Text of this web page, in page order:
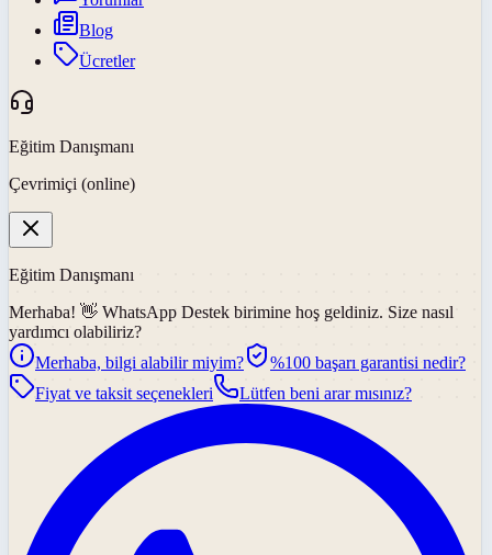
Blog
Ücretler
Eğitim Danışmanı
Çevrimiçi (online)
Eğitim Danışmanı
Merhaba! 👋 WhatsApp Destek birimine hoş geldiniz. Size nasıl
yardımcı olabiliriz?
Merhaba, bilgi alabilir miyim?
%100 başarı garantisi nedir?
Fiyat ve taksit seçenekleri
Lütfen beni arar mısınız?